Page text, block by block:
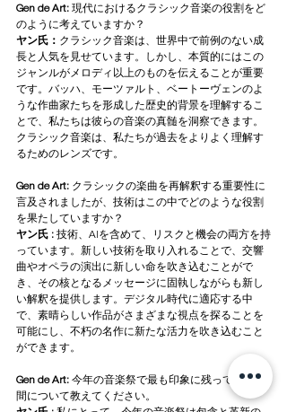
Gen de Art: 現代におけるクラシック音楽の役割をど
のように考えていますか？
ヤン氏： クラシック音楽は、世界中で前例のない成
長と人気を見せています。しかし、本質的にはこの
ジャンルがメロディ以上のものを伝えることが重要
です。バッハ、モーツァルト、ベートーヴェンのよ
うな作曲家たちを形成した歴史的背景を理解するこ
とで、私たちは彼らの音楽の真髄を洞察できます。
クラシック音楽は、私たちが過去をよりよく理解す
るためのレンズです。
Gen de Art: クラシックの楽曲を再解釈する重要性に
言及されましたが、技術はこの中でどのような役割
を果たしていますか？
ヤン氏 : 技術、AIを含めて、リスクと機会の両方を持
っています。新しい技術を取り入れることで、交響
曲やオペラの演出に新しい命を吹き込むことがで
き、その核となるメッセージに固執しながらも新し
い解釈を提供します。デジタル時代に適応する中
で、素晴らしい作品がさまざまな視点を探ることを
可能にし、不朽の名作に新たな活力を吹き込むこと
ができます。
Gen de Art: 今年の音楽祭で最も印象に残っている瞬
間について教えてください。